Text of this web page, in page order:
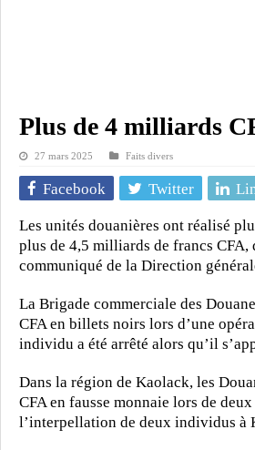
Plus de 4 milliards
27 mars 2025 Faits divers
Facebook Twitter
Les unités douanières ont réalisé
plus de 4,5 milliards de francs
communiqué de la Direction
La Brigade commerciale des
CFA en billets noirs lors d’une
individu a été arrêté alors qu’il
Dans la région de Kaolack, les
CFA en fausse monnaie lors de
l’interpellation de deux individus à